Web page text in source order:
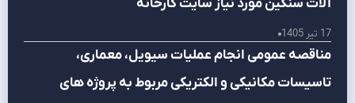
آلات سنگين مورد نياز سايت كارخانه
مناقصه عمومی انجام عمليات سيويل، معماری،
تاسيسات مكانيكی و الكتريكی مربوط به پروژه های